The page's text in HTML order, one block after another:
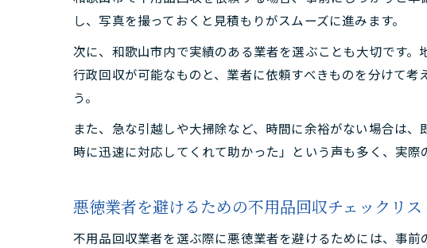
和
回収業
不
立
し、写真を撮っておくと見積もりがスムーズに進みます。
次に、和歌山市内で実績のある業者を選ぶことも大切です
行政回収が可能なものと、業者に依頼すべきものを分けて
う。
また、急な引越しや大掃除など、時間に余裕がない場合は
時に迅速に対応してくれて助かった」という声も多く、実際
悪徳業者を避けるための不用品回収チェックリス
不用品回収業者を選ぶ際に悪徳業者を避けるためには、事